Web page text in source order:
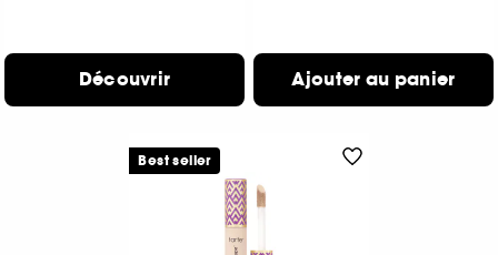
Découvrir Ajouter au panier
Best seller